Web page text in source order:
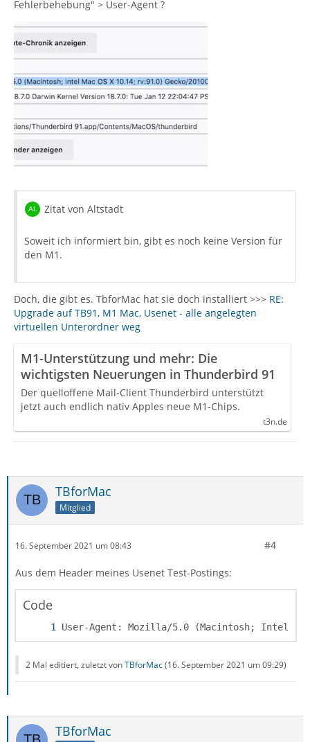
Fehlerbehebung" > User-Agent ?
Zitat von Altstadt
Soweit ich informiert bin, gibt es noch keine Version für
den M1.
Doch, die gibt es. TbforMac hat sie doch installiert >>> RE:
Upgrade auf TB91, M1 Mac, Usenet - alle angelegten
virtuellen Unterordner weg
M1-Unterstützung und mehr: Die
wichtigsten Neuerungen in Thunderbird 91
Der quelloffene Mail-Client Thunderbird unterstützt
jetzt auch endlich nativ Apples neue M1-Chips.
t3n.de
TBforMac
Mitglied
16. September 2021 um 08:43 #4
Aus dem Header meines Usenet Test-Postings:
Code
User-Agent: Mozilla/5.0 (Macintosh; Intel
2 Mal editiert, zuletzt vonTBforMac(16. September 2021 um 09:29)
TBforMac